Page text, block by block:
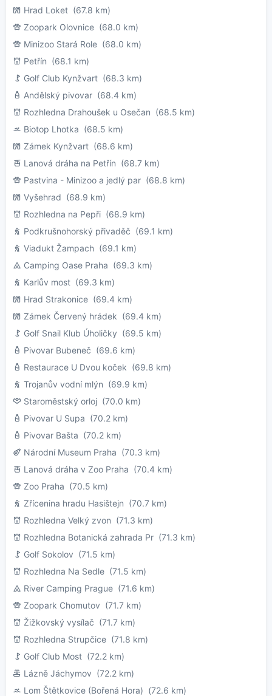
Hrad Loket (67.8 km)
Zoopark Olovnice (68.0 km)
Minizoo Stará Role (68.0 km)
Petřín (68.1 km)
Golf Club Kynžvart (68.3 km)
Andělský pivovar (68.4 km)
Rozhledna Drahoušek u Osečan (68.5 km)
Biotop Lhotka (68.5 km)
Zámek Kynžvart (68.6 km)
Lanová dráha na Petřín (68.7 km)
Pastvina - Minizoo a jedlý par (68.8 km)
Vyšehrad (68.9 km)
Rozhledna na Pepři (68.9 km)
Podkrušnohorský přivaděč (69.1 km)
Viadukt Žampach (69.1 km)
Camping Oase Praha (69.3 km)
Karlův most (69.3 km)
Hrad Strakonice (69.4 km)
Zámek Červený hrádek (69.4 km)
Golf Snail Klub Úholičky (69.5 km)
Pivovar Bubeneč (69.6 km)
Restaurace U Dvou koček (69.8 km)
Trojanův vodní mlýn (69.9 km)
Staroměstský orloj (70.0 km)
Pivovar U Supa (70.2 km)
Pivovar Bašta (70.2 km)
Národní Museum Praha (70.3 km)
Lanová dráha v Zoo Praha (70.4 km)
Zoo Praha (70.5 km)
Zřícenina hradu Hasištejn (70.7 km)
Rozhledna Velký zvon (71.3 km)
Rozhledna Botanická zahrada Pr (71.3 km)
Golf Sokolov (71.5 km)
Rozhledna Na Sedle (71.5 km)
River Camping Prague (71.6 km)
Zoopark Chomutov (71.7 km)
Žižkovský vysílač (71.7 km)
Rozhledna Strupčice (71.8 km)
Golf Club Most (72.2 km)
Lázně Jáchymov (72.2 km)
Lom Štětkovice (Bořená Hora) (72.6 km)